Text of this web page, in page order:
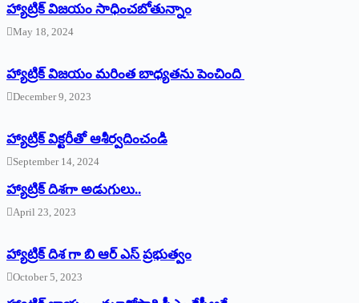
హ్యాట్రిక్‌ విజయం సాధించబోతున్నాం
May 18, 2024
హ్యాట్రిక్ విజయం మరింత బాధ్యతను పెంచింది
December 9, 2023
హ్యాట్రిక్‌ ‌విక్టరీతో ఆశీర్వదించండి
September 14, 2024
‌హ్యాట్రిక్‌ ‌దిశగా అడుగులు..
April 23, 2023
హ్యాట్రిక్ దిశ గా బి ఆర్ ఎస్ ప్రభుత్వం
October 5, 2023